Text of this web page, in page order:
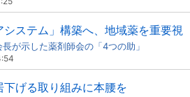
システム」構築へ、地域薬を重要視
が示した薬剤師会の「4つの助」
下げる取り組みに本腰を